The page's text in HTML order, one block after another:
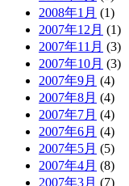
2008年1月 (1)
2007年12月 (1)
2007年11月 (3)
2007年10月 (3)
2007年9月 (4)
2007年8月 (4)
2007年7月 (4)
2007年6月 (4)
2007年5月 (5)
2007年4月 (8)
2007年3月 (7)